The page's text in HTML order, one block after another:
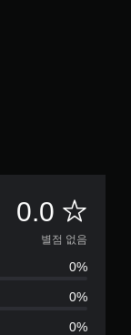
0.0 별
점
없
음
별점 없음
0%
0%
0%